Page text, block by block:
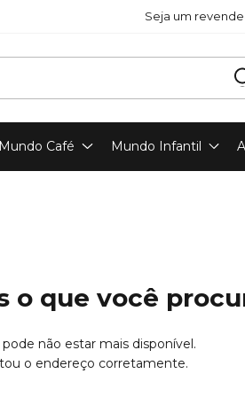
Seja um
Mundo Café Mundo Infantil
o que você
não estar mais disponível.
o endereço corretamente.